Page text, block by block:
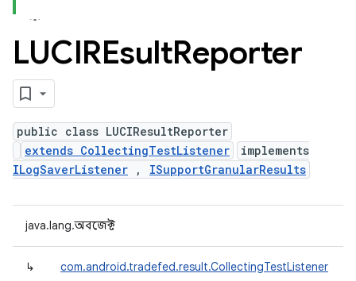
LUCIREsultReporter
public class LUCIResultReporter
extends CollectingTestListener
implements
ILogSaverListener , ISupportGranularResults
java.lang.অবজেক্ট
↳ com.android.tradefed.result.CollectingTestListener